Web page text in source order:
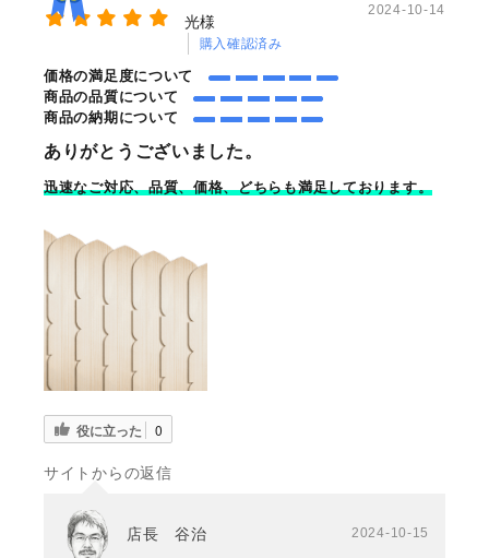
光様
購入確認済み
2024-10-14
価格の満足度について
商品の品質について
商品の納期について
ありがとうございました。
迅速なご対応、品質、価格、どちらも満足しております。
役に立った 0
サイトからの返信
店長 谷治 2024-10-15